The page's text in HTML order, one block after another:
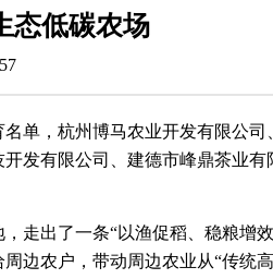
态低碳农场
单，杭州博马农业开发有限公司
发有限公司、建德市峰鼎茶业有
走出了一条“以渔促稻、稳粮增
边农户，带动周边农业从“传统